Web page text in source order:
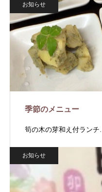
お知らせ
季節のメニュー
筍の木の芽和え付ラン
お知らせ